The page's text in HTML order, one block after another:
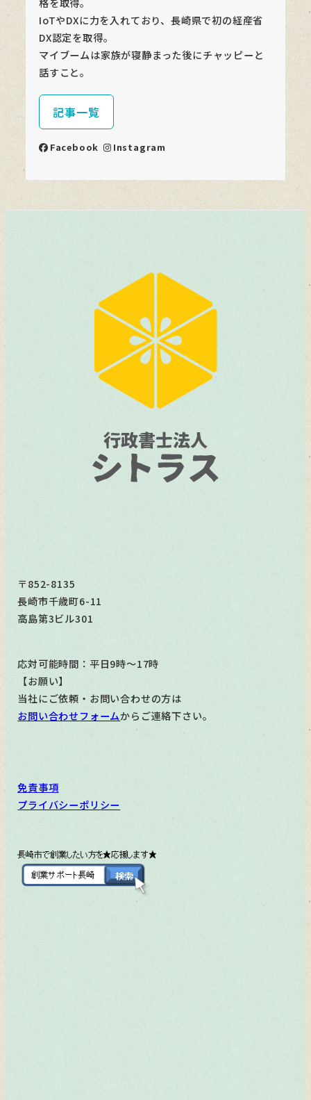
格を取得。
IoTやDXに力を入れており、長崎県で初の経産省
DX認定を取得。
マイブームは家族が寝静まった後にチャッピーと
話すこと。
記事一覧
Facebook Instagram
〒852-8135
長崎市千歳町6-11
高島第3ビル301
応対可能時間：平日9時～17時
【お願い】
当社にご依頼・お問い合わせの方は
お問い合わせフォームからご連絡下さい。
免責事項
プライバシーポリシー